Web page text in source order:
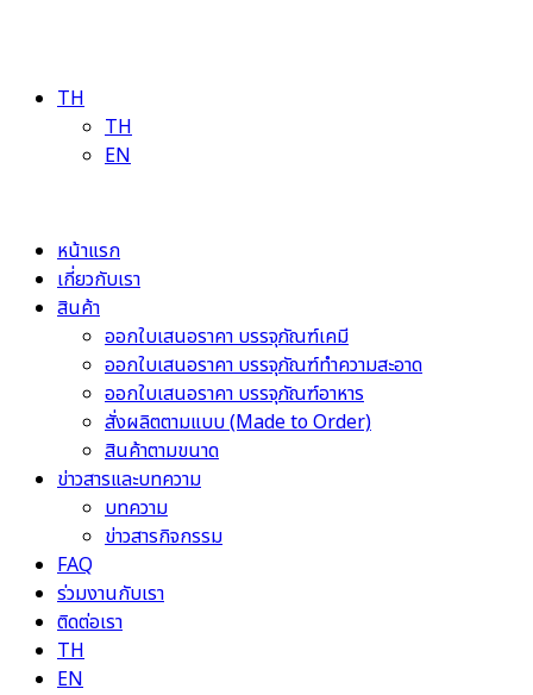
TH
TH
EN
หน้าแรก
เกี่ยวกับเรา
สินค้า
ออกใบเสนอราคา บรรจุภัณฑ์เคมี
ออกใบเสนอราคา บรรจุภัณฑ์ทำความสะอาด
ออกใบเสนอราคา บรรจุภัณฑ์อาหาร
สั่งผลิตตามแบบ (Made to Order)
สินค้าตามขนาด
ข่าวสารและบทความ
บทความ
ข่าวสารกิจกรรม
FAQ
ร่วมงานกับเรา
ติดต่อเรา
TH
EN